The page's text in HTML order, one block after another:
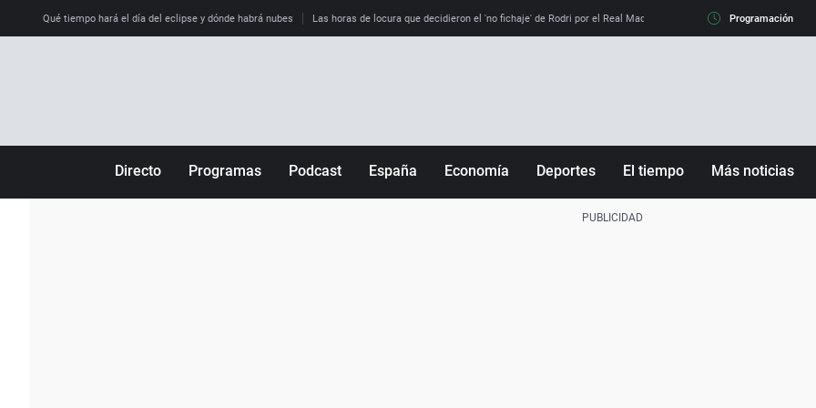
Qué tiempo hará el día del eclipse y dónde habrá nubes Las horas de locura que decidieron el 'no fichaje' de Rodri por el Real Madrid y su 'sí' al Barça La llamada
Programación
Directo Programas Podcast España Economía Deportes El tiempo Más noticias